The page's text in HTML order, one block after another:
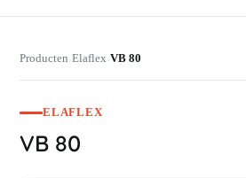
Producten›Elaflex›VB 80
ELAFLEX
VB 80